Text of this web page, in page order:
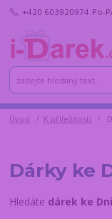
+420 603920974 Po-
Úvod K příležitosti
Dárky ke
Hledáte dárek ke